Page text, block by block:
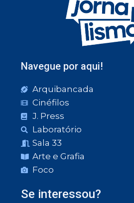
Navegue por aqui!
Arquibancada
Cinéfilos
J. Press
Laboratório
Sala 33
Arte e Grafia
Foco
Se interessou?